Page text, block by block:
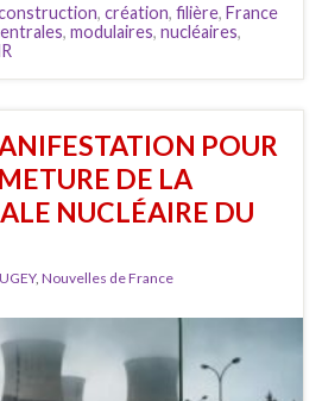
, création, filière, France
, modulaires, nucléaires,
POUR
DE LA
NUCLÉAIRE DU
, Nouvelles de France